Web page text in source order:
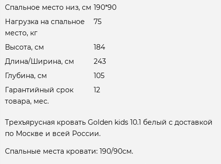
Спальное место низ, см 190*90
Нагрузка на спальное
место, кг
75
Высота, см
184
Длина/Ширина, см
243
Глубина, см
105
Гарантийный срок
товара, мес.
12
Трехъярусная кровать Golden kids 10.1 белый с доставкой
по Москве и всей России.
Спальные места кровати: 190/90см.